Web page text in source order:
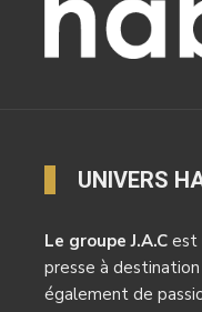
UNIVERS
Le groupe J.A.C est
presse à
également de